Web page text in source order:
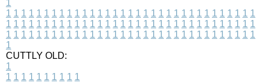
1
1 1 1 1 1 1 1 1 1 1 1 1 1 1 1 1 1 1 1 1 1 1 1 1 1 1 1 1 1 1 1 1 1
1 1 1 1 1 1 1 1 1 1 1 1 1 1 1 1 1 1 1 1 1 1 1 1 1 1 1 1 1 1 1 1 1
1 1 1 1 1 1 1 1 1 1 1 1 1 1 1 1 1 1 1 1 1 1 1 1 1 1 1 1 1 1 1 1 1
1
CUTTLY OLD:
1
1 1 1 1 1 1 1 1 1 1